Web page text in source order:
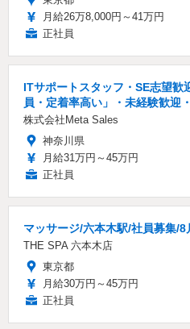
月給26万8,000円～41万円
正社員
ITサポートスタッフ・SE志望歓
員・定着率高い」・未経験歓迎
株式会社Meta Sales
神奈川県
月給31万円～45万円
正社員
マッサージ/六本木駅/社員募集/8
THE SPA 六本木店
東京都
月給30万円～45万円
正社員